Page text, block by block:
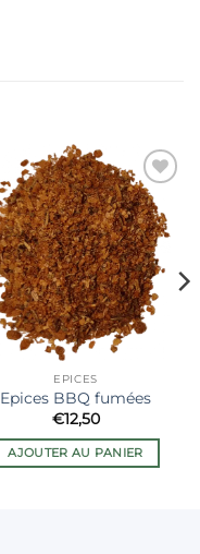
Ajouter
à la liste
de
souhaits
EPICES
Epices BBQ fumées
€12,50
AJOUTER AU PANIER